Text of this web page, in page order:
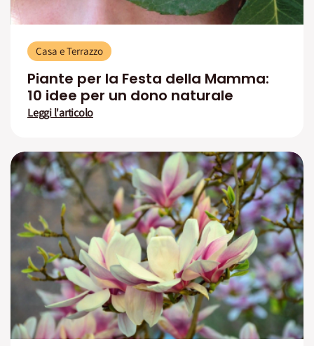
Casa e Terrazzo
Piante per la Festa della Mamma:
10 idee per un dono naturale
Leggi l'articolo